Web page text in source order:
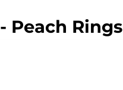
Peach Rings